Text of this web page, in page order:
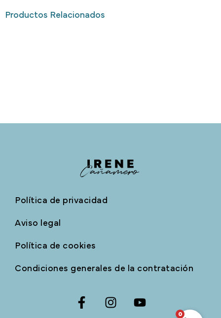
Productos Relacionados
Política de privacidad
Aviso legal
Política de cookies
Condiciones generales de la contratación
0